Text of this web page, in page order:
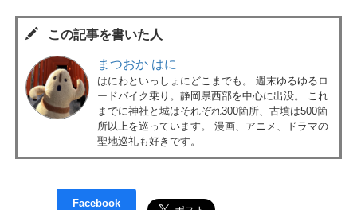
この記事を書いた人
まつおか はに
はにわといっしょにどこまでも。 週末ゆるゆるロ
ードバイク乗り。静岡県西部を中心に出没。 これ
までに神社と城はそれぞれ300箇所、古墳は500箇
所以上を巡っています。 漫画、アニメ、ドラマの
聖地巡礼も好きです。
Facebook